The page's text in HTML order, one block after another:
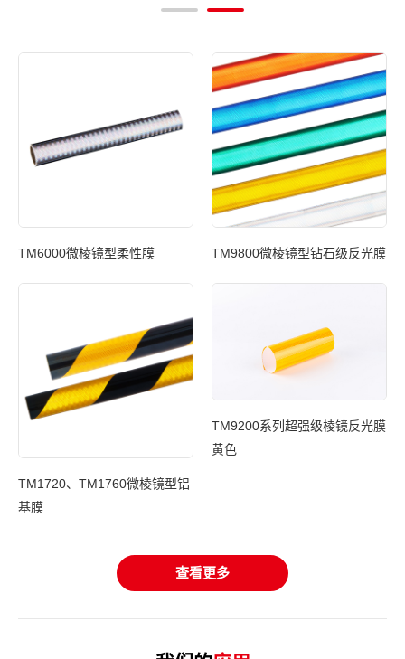
TM6000微棱镜型柔性膜 TM9800微棱镜型钻石级反光膜
TM1720、TM1760微棱镜型铝
基膜
TM9200系列超强级棱镜反光膜
黄色
查看更多